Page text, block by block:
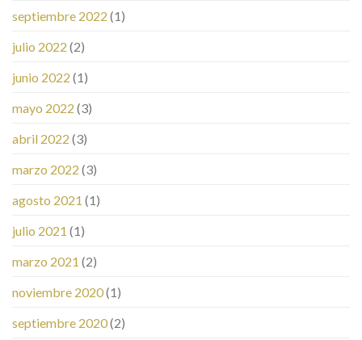
septiembre 2022 (1)
julio 2022 (2)
junio 2022 (1)
mayo 2022 (3)
abril 2022 (3)
marzo 2022 (3)
agosto 2021 (1)
julio 2021 (1)
marzo 2021 (2)
noviembre 2020(1)
septiembre 2020(2)